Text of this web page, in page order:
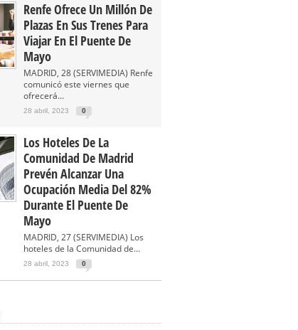
Renfe Ofrece Un Millón De
Plazas En Sus Trenes Para
Viajar En El Puente De
Mayo
MADRID, 28 (SERVIMEDIA) Renfe
comunicó este viernes que
ofrecerá...
28 abril, 2023 0
Los Hoteles De La
Comunidad De Madrid
Prevén Alcanzar Una
Ocupación Media Del 82%
Durante El Puente De
Mayo
MADRID, 27 (SERVIMEDIA) Los
hoteles de la Comunidad de...
28 abril, 2023 0